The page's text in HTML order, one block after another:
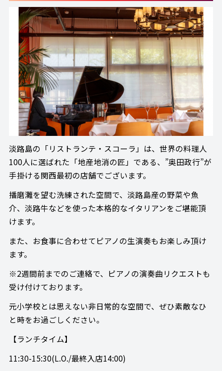
淡路島の「リストランテ・スコーラ」は、世界の料理人
100人に選ばれた「地産地消の匠」である、”奥田政行”が
手掛ける関西最初の店舗でございます。
播磨灘を望む洗練された空間で、淡路島産の野菜や魚
介、淡路牛などを使った本格的なイタリアンをご堪能頂
けます。
また、お食事に合わせてピアノの生演奏もお楽しみ頂け
ます。
※2週間前までのご連絡で、ピアノの演奏曲リクエストも
受け付けております。
元小学校とは思えない非日常的な空間で、ぜひ素敵なひ
と時をお過ごしください。
【ランチタイム】
11:30-15:30(L.O./最終入店14:00)